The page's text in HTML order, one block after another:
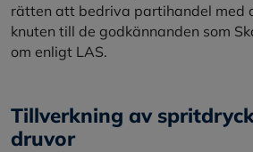
rätten att bedriva partihandel med
knuten till de godkännanden som
om enligt LAS.
Tillverkning av
druvor